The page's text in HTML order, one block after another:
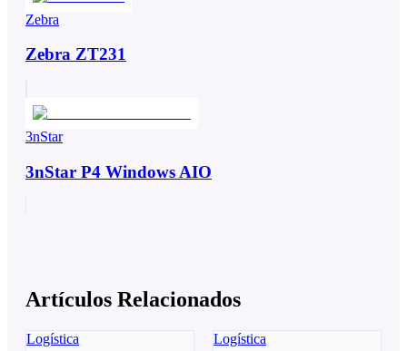
Zebra
Zebra ZT231
3nStar
3nStar P4 Windows AIO
Artículos Relacionados
Logística Logística